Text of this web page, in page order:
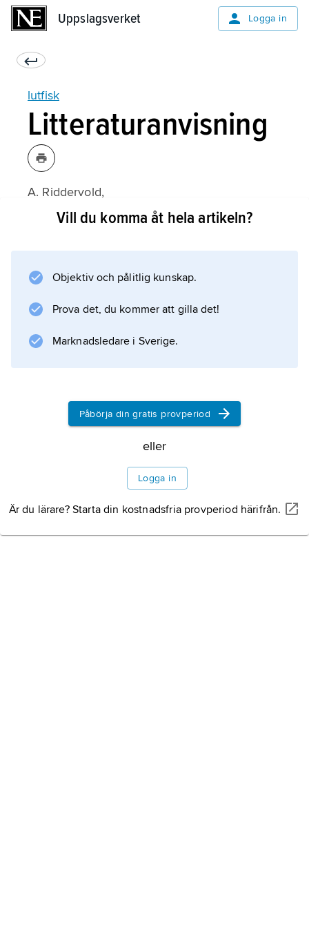
Uppslagsverket Logga in
lutfisk
Litteraturanvisning
A. Riddervold,
Lutefisken rakefisken og silda i norsk tradisjon
Vill du komma åt hela artikeln?
Objektiv och pålitlig kunskap.
Prova det, du kommer att gilla det!
Marknadsledare i Sverige.
Påbörja din gratis provperiod
eller
Logga in
Är du lärare? Starta din kostnadsfria provperiod härifrån.